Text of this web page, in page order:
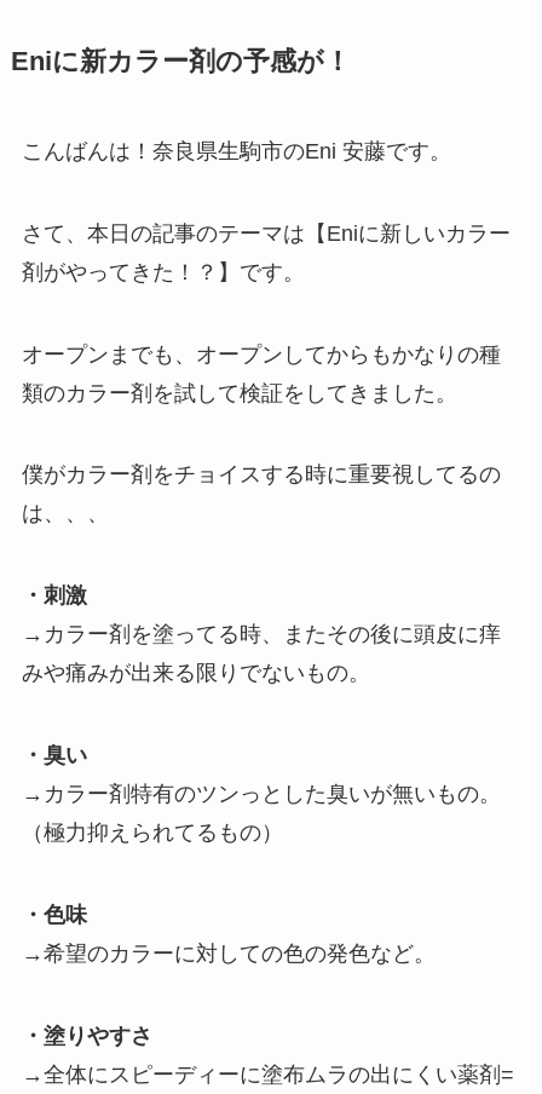
Eniに新カラー剤の予感が！
こんばんは！奈良県生駒市のEni 安藤です。
さて、本日の記事のテーマは【Eniに新しいカラー
剤がやってきた！？】です。
オープンまでも、オープンしてからもかなりの種
類のカラー剤を試して検証をしてきました。
僕がカラー剤をチョイスする時に重要視してるの
は、、、
・刺激
→カラー剤を塗ってる時、またその後に頭皮に痒
みや痛みが出来る限りでないもの。
・臭い
→カラー剤特有のツンっとした臭いが無いもの。
（極力抑えられてるもの）
・色味
→希望のカラーに対しての色の発色など。
・塗りやすさ
→全体にスピーディーに塗布ムラの出にくい薬剤=